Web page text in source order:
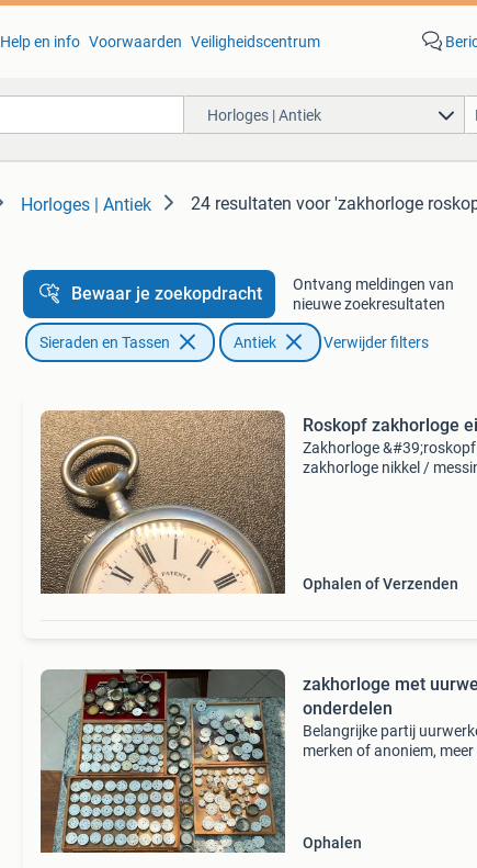
Help en info Voorwaarden Veiligheidscentrum
Horloges | Antiek
Horloges | Antiek 24 resultaten voor 'zakhorloge
Bewaar je zoekopdracht
Ontvang meldingen van
nieuwe zoekresultaten
Sieraden en Tassen Antiek Verwijder filters
Roskopf zakhorloge
Zakhorloge
zakhorloge nikkel /
Ophalen of Verzenden
zakhorloge met
onderdelen
Belangrijke partij
merken of anoniem,
Ophalen